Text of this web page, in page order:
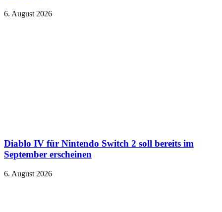
6. August 2026
Diablo IV für Nintendo Switch 2 soll bereits im
September erscheinen
6. August 2026